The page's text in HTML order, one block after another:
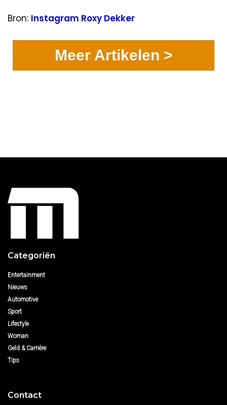
Bron: Instagram Roxy Dekker
Meer Artikelen >
Categoriën
Entertainment
Nieuws
Automotive
Sport
Lifestyle
Woman
Geld & Carrière
Tips
Contact